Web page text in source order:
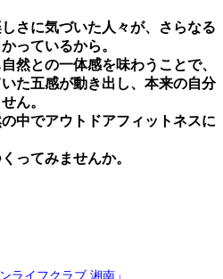
さに気づいた⼈々が、さらなる
っているから。
然との⼀体感を味わうことで、
た五感が動き出し、本来の⾃分
ん。
中でアウトドアフィットネスに
ってみませんか。
ライフクラブ 湘南」